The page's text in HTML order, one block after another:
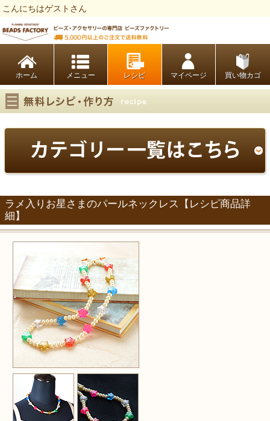
こんにちはゲストさん
ホーム レシピ マイページ 買い物カゴ
ラメ入りお星さまのパールネックレス【レシピ商品詳
細】